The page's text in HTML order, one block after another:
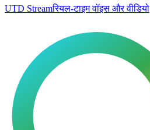
UTD Streamरियल-टाइम वॉइस और वीडियो